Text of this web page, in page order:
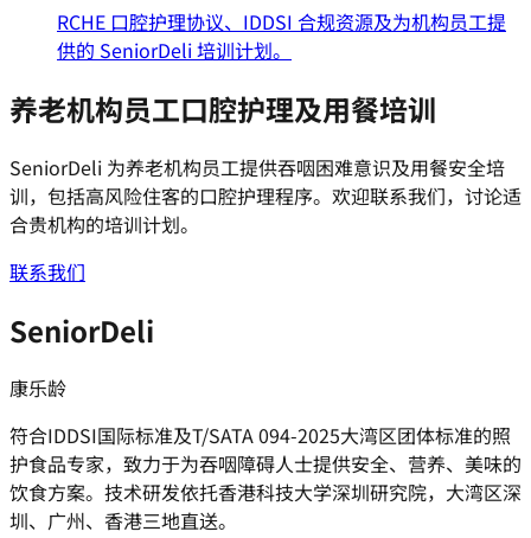
RCHE 口腔护理协议、IDDSI 合规资源及为机构员工提
供的 SeniorDeli 培训计划。
养老机构员工口腔护理及用餐培训
SeniorDeli 为养老机构员工提供吞咽困难意识及用餐安全培
训，包括高风险住客的口腔护理程序。欢迎联系我们，讨论适
合贵机构的培训计划。
联系我们
SeniorDeli
康乐龄
符合IDDSI国际标准及T/SATA 094-2025大湾区团体标准的照
护食品专家，致力于为吞咽障碍人士提供安全、营养、美味的
饮食方案。技术研发依托香港科技大学深圳研究院，大湾区深
圳、广州、香港三地直送。